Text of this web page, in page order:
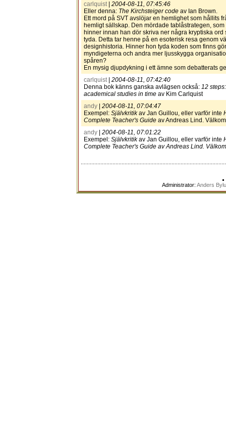
carlquist| 2004-08-11, 07:45:46
Eller denna: The Kirchsteiger code av Ian Brown.
Ett mord på SVT avslöjar en hemlighet som hållits
hemligt sällskap. Den mördade tablåstrategen,
hinner innan han dör skriva ner några kryptiska ord
tyda. Detta tar henne på en esoterisk resa genom
designhistoria. Hinner hon tyda koden som finns
myndigeterna och andra mer ljusskygga
spåren?
En mysig djupdykning i ett ämne som debatterats
carlquist| 2004-08-11, 07:42:40
Denna bok känns ganska avlägsen också: 12
academical studies in time av Kim Carlquist
andy
2004-08-11, 07:04:47
Exempel: Självkritikav Jan Guillou, eller varför inte
Complete Teacher's Guide av Andreas Lind.
andy
2004-08-11, 07:01:22
Exempel: Självkritikav Jan Guillou, eller varför inte
Complete Teacher's Guide av Andreas Lind.
Administrator: Anders